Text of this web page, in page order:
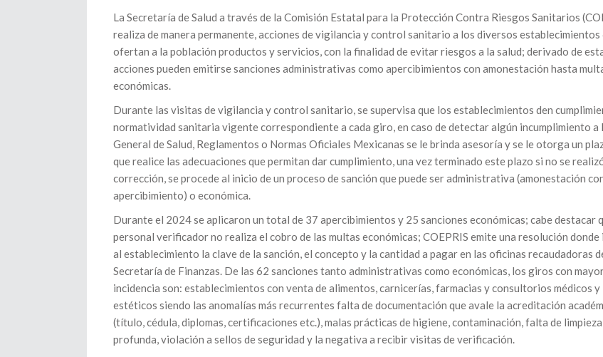
La Secretaría de Salud a través de la Comisión Estatal para la Protección Contra Riesgos Sanitarios
realiza de manera permanente, acciones de vigilancia y control sanitario a los diversos establecimientos
ofertan a la población productos y servicios, con la finalidad de evitar riesgos a la salud; derivado de
acciones pueden emitirse sanciones administrativas como apercibimientos con amonestación hasta
económicas.
Durante las visitas de vigilancia y control sanitario, se supervisa que los establecimientos den
normatividad sanitaria vigente correspondiente a cada giro, en caso de detectar algún incumplimiento a
General de Salud, Reglamentos o Normas Oficiales Mexicanas se le brinda asesoría y se le otorga un
que realice las adecuaciones que permitan dar cumplimiento, una vez terminado este plazo si no se
corrección, se procede al inicio de un proceso de sanción que puede ser administrativa (amonestación
apercibimiento) o económica.
Durante el 2024 se aplicaron un total de 37 apercibimientos y 25 sanciones económicas; cabe destacar
personal verificador no realiza el cobro de las multas económicas; COEPRIS emite una resolución donde
al establecimiento la clave de la sanción, el concepto y la cantidad a pagar en las oficinas recaudadoras
Secretaría de Finanzas. De las 62 sanciones tanto administrativas como económicas, los giros con
incidencia son: establecimientos con venta de alimentos, carnicerías, farmacias y consultorios médicos y
estéticos siendo las anomalías más recurrentes falta de documentación que avale la acreditación
(título, cédula, diplomas, certificaciones etc.), malas prácticas de higiene, contaminación, falta de limpieza
profunda, violación a sellos de seguridad y la negativa a recibir visitas de verificación.